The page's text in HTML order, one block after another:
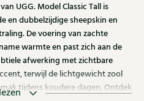
UGG. Model Classic Tall is
en dubbelzijdige sheepskin en
De voering van zachte
warmte en past zich aan de
afwerking met zichtbare
terwijl de lichtgewicht zool
tijdens koudere dagen. Ontdek